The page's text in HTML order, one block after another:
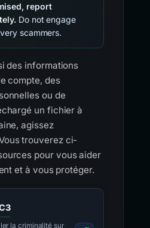
report
Do not engage
scammers.
des informations
compte, des
ou de
un fichier à
agissez
trouverez ci-
pour vous aider
et à vous protéger.
la criminalité sur